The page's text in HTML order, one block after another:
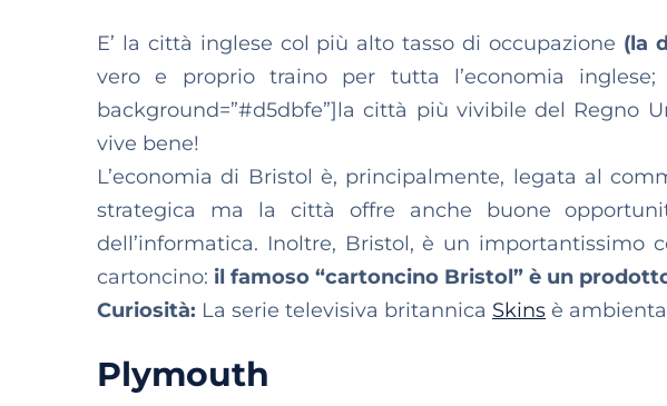
E’ la città inglese col più alto tasso di occupazione (la
vero e proprio traino per tutta l’economia
background=”#d5dbfe”]la città più vivibile del Regno
vive bene!
L’economia di Bristol è, principalmente, legata al
strategica ma la città offre anche buone
dell’informatica. Inoltre, Bristol, è un importantissimo
cartoncino: il famoso “cartoncino Bristol” è un
Curiosità: La serie televisiva britannica Skins è
Plymouth